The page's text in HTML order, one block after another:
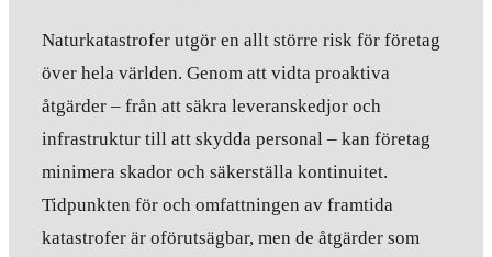
Naturkatastrofer utgör en allt större risk för företag
över hela världen. Genom att vidta proaktiva
åtgärder – från att säkra leveranskedjor och
infrastruktur till att skydda personal – kan företag
minimera skador och säkerställa kontinuitet.
Tidpunkten för och omfattningen av framtida
katastrofer är oförutsägbar, men de åtgärder som